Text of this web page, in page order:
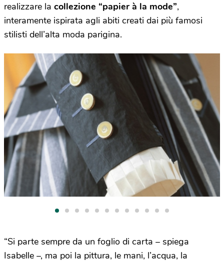
realizzare la collezione “papier à la mode”,
interamente ispirata agli abiti creati dai più famosi
stilisti dell’alta moda parigina.
“Si parte sempre da un foglio di carta – spiega
Isabelle –, ma poi la pittura, le mani, l’acqua, la